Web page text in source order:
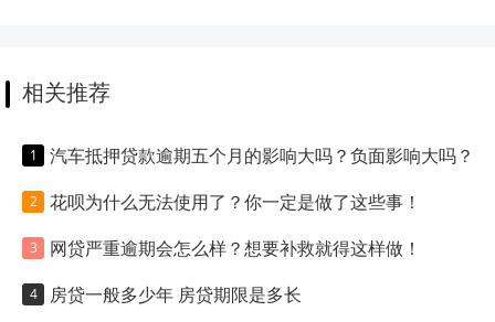
相关推荐
汽车抵押贷款逾期五个月的影响大吗？负面影响大吗？
花呗为什么无法使用了？你一定是做了这些事！
网贷严重逾期会怎么样？想要补救就得这样做！
房贷一般多少年 房贷期限是多长